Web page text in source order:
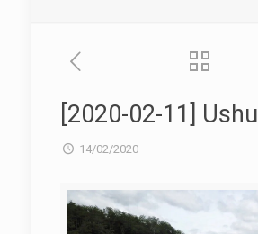
[2020-02-11]
14/02/2020